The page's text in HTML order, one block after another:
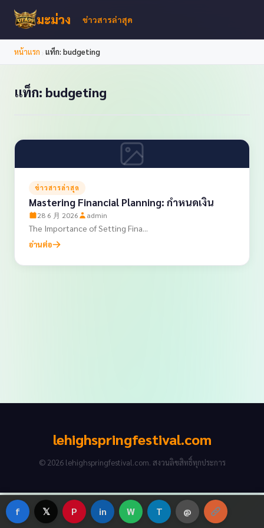
มะม่วง ข่าวสารล่าสุด
หน้าแรก แท็ก: budgeting
แท็ก: budgeting
ข่าวสารล่าสุด
Mastering Financial Planning: กำหนดเงิน
28 6 月 2026 admin
The Importance of Setting Fina...
อ่านต่อ
lehighspringfestival.com
© 2026 lehighspringfestival.com. สงวนลิขสิทธิ์ทุกประการ
f 𝕏 P in W T @